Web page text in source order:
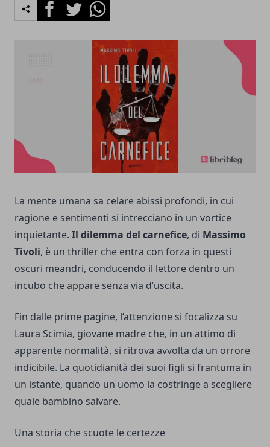
FacebookTwitterWhatsapp
La mente umana sa celare abissi profondi, in cui
ragione e sentimenti si intrecciano in un vortice
inquietante. Il dilemma del carnefice, di Massimo
Tivoli, è un thriller che entra con forza in questi
oscuri meandri, conducendo il lettore dentro un
incubo che appare senza via d’uscita.
Fin dalle prime pagine, l’attenzione si focalizza su
Laura Scimia, giovane madre che, in un attimo di
apparente normalità, si ritrova avvolta da un orrore
indicibile. La quotidianità dei suoi figli si frantuma in
un istante, quando un uomo la costringe a scegliere
quale bambino salvare.
Una storia che scuote le certezze